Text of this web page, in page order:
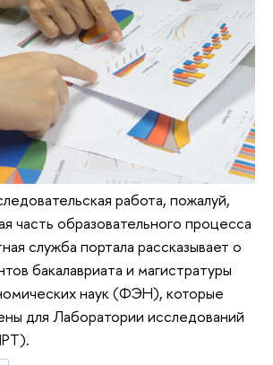
работа, пожалуй,
часть образовательного процесса
служба портала рассказывает о
бакалавриата и магистратуры
наук (ФЭН), которые
для Лаборатории исследований